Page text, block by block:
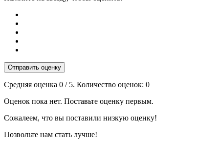
Отправить оценку
Средняя оценка 0 / 5. Количество оценок: 0
Оценок пока нет. Поставьте оценку первым.
Сожалеем, что вы поставили низкую оценку!
Позвольте нам стать лучше!